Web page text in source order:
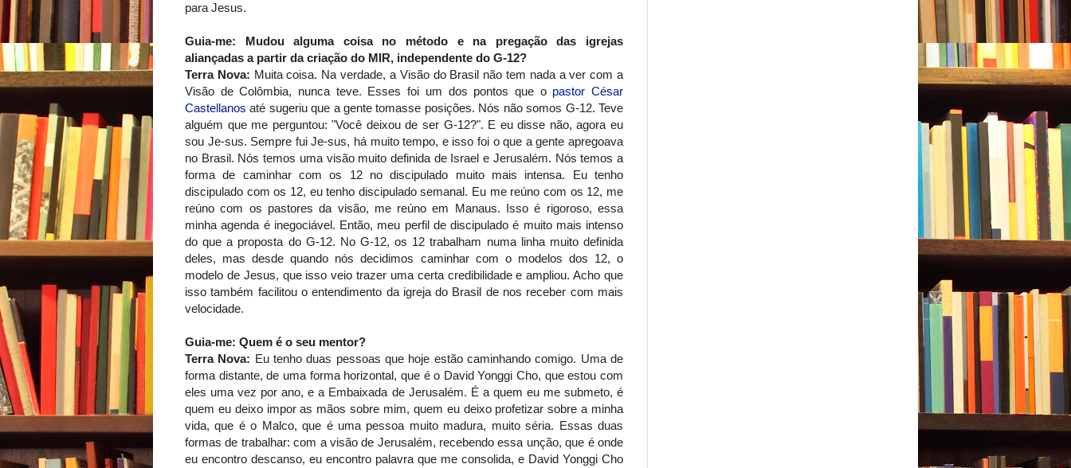
para Jesus.
Guia-me: Mudou alguma coisa no método e na pregação das igrejas
aliançadas a partir da criação do MIR, independente do G-12?
Terra Nova: Muita coisa. Na verdade, a Visão do Brasil não tem nada a ver com a
Visão de Colômbia, nunca teve. Esses foi um dos pontos que o pastor César
Castellanos até sugeriu que a gente tomasse posições. Nós não somos G-12. Teve
alguém que me perguntou: "Você deixou de ser G-12?". E eu disse não, agora eu
sou Je-sus. Sempre fui Je-sus, há muito tempo, e isso foi o que a gente apregoava
no Brasil. Nós temos uma visão muito definida de Israel e Jerusalém. Nós temos a
forma de caminhar com os 12 no discipulado muito mais intensa. Eu tenho
discipulado com os 12, eu tenho discipulado semanal. Eu me reúno com os 12, me
reúno com os pastores da visão, me reúno em Manaus. Isso é rigoroso, essa
minha agenda é inegociável. Então, meu perfil de discipulado é muito mais intenso
do que a proposta do G-12. No G-12, os 12 trabalham numa linha muito definida
deles, mas desde quando nós decidimos caminhar com o modelos dos 12, o
modelo de Jesus, que isso veio trazer uma certa credibilidade e ampliou. Acho que
isso também facilitou o entendimento da igreja do Brasil de nos receber com mais
velocidade.
Guia-me: Quem é o seu mentor?
Terra Nova: Eu tenho duas pessoas que hoje estão caminhando comigo. Uma de
forma distante, de uma forma horizontal, que é o David Yonggi Cho, que estou com
eles uma vez por ano, e a Embaixada de Jerusalém. É a quem eu me submeto, é
quem eu deixo impor as mãos sobre mim, quem eu deixo profetizar sobre a minha
vida, que é o Malco, que é uma pessoa muito madura, muito séria. Essas duas
formas de trabalhar: com a visão de Jerusalém, recebendo essa unção, que é onde
eu encontro descanso, eu encontro palavra que me consolida, e David Yonggi Cho